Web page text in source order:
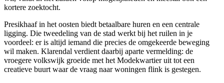
kortere zoektocht.
Presikhaaf in het oosten biedt betaalbare huren en een centrale
ligging. Die tweedeling van de stad werkt bij het ruilen in je
voordeel: er is altijd iemand die precies de omgekeerde beweging
wil maken. Klarendal verdient daarbij aparte vermelding: de
vroegere volkswijk groeide met het Modekwartier uit tot een
creatieve buurt waar de vraag naar woningen flink is gestegen.